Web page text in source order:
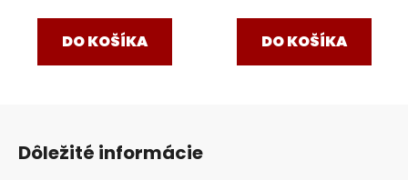
DO KOŠÍKA DO KOŠÍKA
Dôležité informácie